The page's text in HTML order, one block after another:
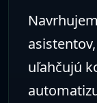
uľahčujú